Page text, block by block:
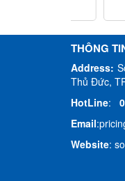
proof
cháy
THÔNG
Address:
Thủ Đức,
HotLine:
Email:
Website: